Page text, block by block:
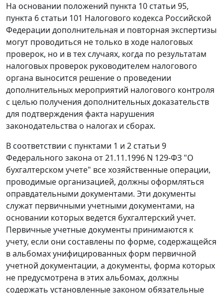
На основании положений пункта 10 статьи 95,
пункта 6 статьи 101 Налогового кодекса Российской
Федерации дополнительная и повторная экспертизы
могут проводиться не только в ходе налоговых
проверок, но и в тех случаях, когда по результатам
налоговых проверок руководителем налогового
органа выносится решение о проведении
дополнительных мероприятий налогового контроля
с целью получения дополнительных доказательств
для подтверждения факта нарушения
законодательства о налогах и сборах.
В соответствии с пунктами 1 и 2 статьи 9
Федерального закона от 21.11.1996 N 129-ФЗ "О
бухгалтерском учете" все хозяйственные операции,
проводимые организацией, должны оформляться
оправдательными документами. Эти документы
служат первичными учетными документами, на
основании которых ведется бухгалтерский учет.
Первичные учетные документы принимаются к
учету, если они составлены по форме, содержащейся
в альбомах унифицированных форм первичной
учетной документации, а документы, форма которых
не предусмотрена в этих альбомах, должны
содержать установленные законом обязательные